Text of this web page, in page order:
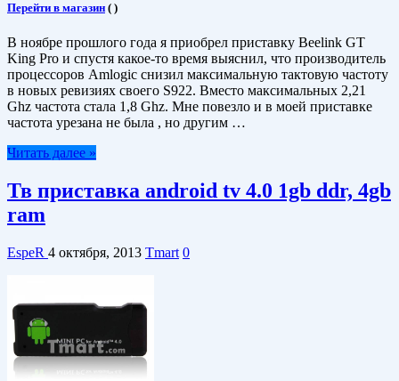
Перейти в магазин ( )
В ноябре прошлого года я приобрел приставку Beelink GT
King Pro и спустя какое-то время выяснил, что производитель
процессоров Amlogic снизил максимальную тактовую частоту
в новых ревизиях своего S922. Вместо максимальных 2,21
Ghz частота стала 1,8 Ghz. Мне повезло и в моей приставке
частота урезана не была , но другим …
Читать далее »
Тв приставка android tv 4.0 1gb ddr, 4gb
ram
EspeR 4 октября, 2013 Tmart 0